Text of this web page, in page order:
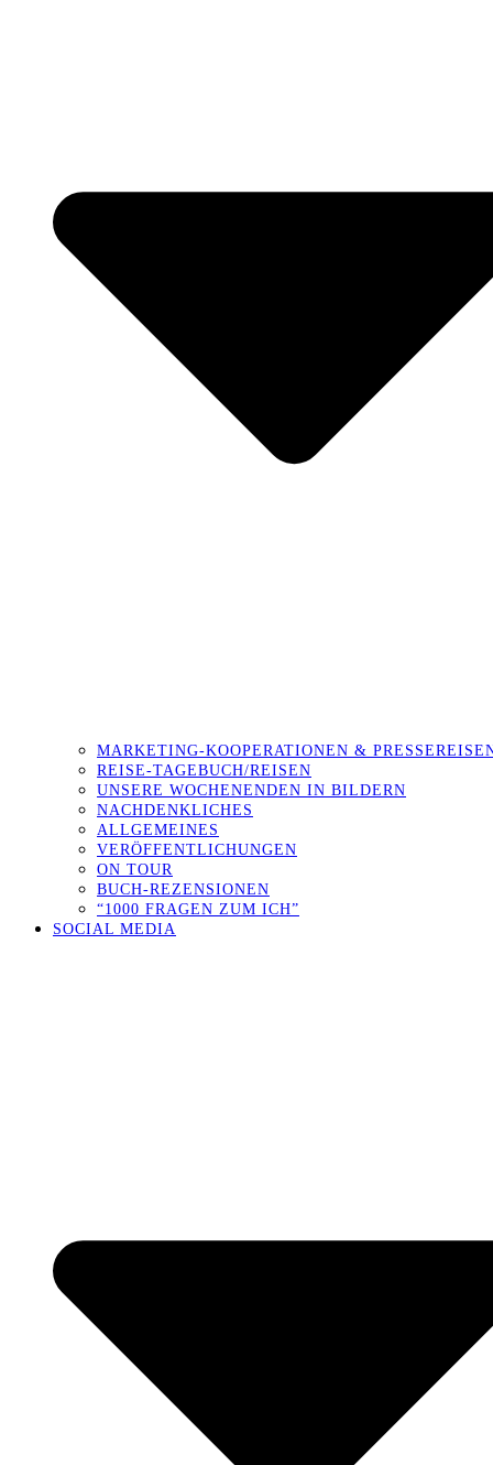
MARKETING-KOOPERATIONEN &
REISE-TAGEBUCH/REISEN
UNSERE WOCHENENDEN IN BILDERN
NACHDENKLICHES
ALLGEMEINES
VERÖFFENTLICHUNGEN
ON TOUR
BUCH-REZENSIONEN
“1000 FRAGEN ZUM ICH”
SOCIAL MEDIA